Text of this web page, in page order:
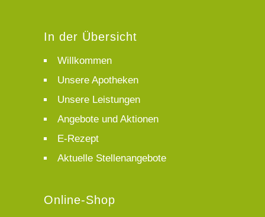
In der Übersicht
Willkommen
Unsere Apotheken
Unsere Leistungen
Angebote und Aktionen
E-Rezept
Aktuelle Stellenangebote
Online-Shop